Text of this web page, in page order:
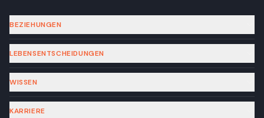
BEZIEHUNGEN
LEBENSENTSCHEIDUNGEN
WISSEN
KARRIERE